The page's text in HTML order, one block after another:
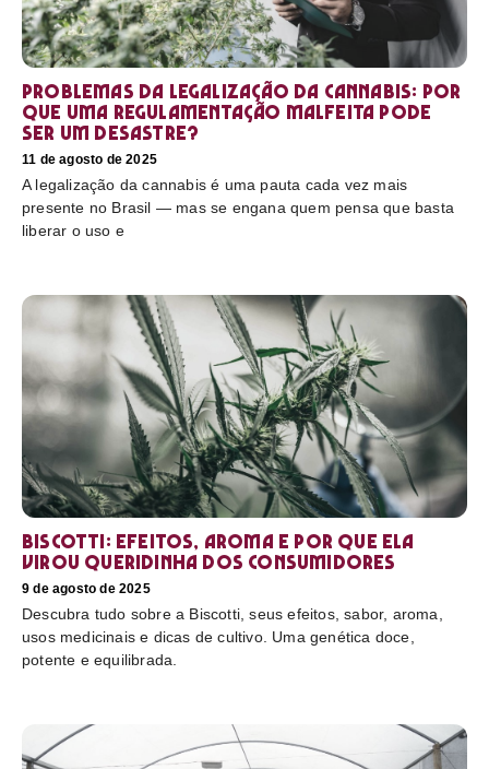
Problemas da legalização da cannabis: por
que uma regulamentação malfeita pode
ser um desastre?
11 de agosto de 2025
A legalização da cannabis é uma pauta cada vez mais
presente no Brasil — mas se engana quem pensa que basta
liberar o uso e
Biscotti: efeitos, aroma e por que ela
virou queridinha dos consumidores
9 de agosto de 2025
Descubra tudo sobre a Biscotti, seus efeitos, sabor, aroma,
usos medicinais e dicas de cultivo. Uma genética doce,
potente e equilibrada.